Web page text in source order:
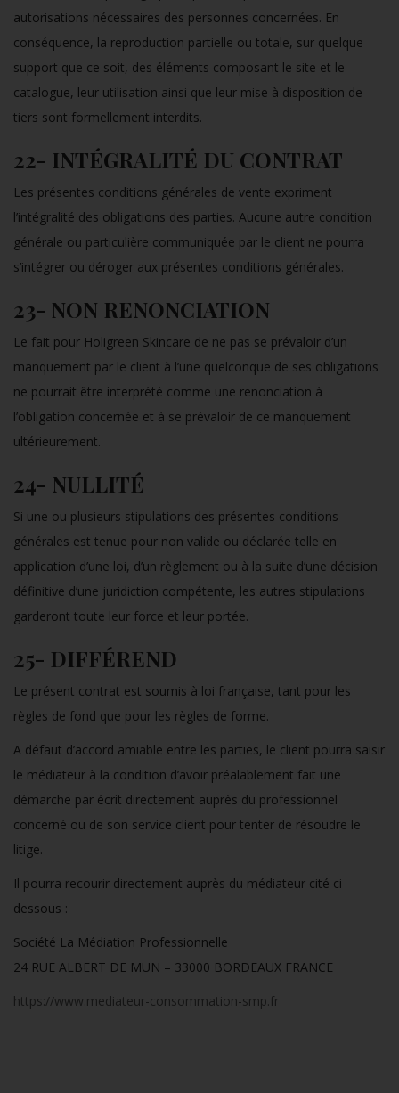
autorisations nécessaires des personnes concernées. En
conséquence, la reproduction partielle ou totale, sur quelque
support que ce soit, des éléments composant le site et le
catalogue, leur utilisation ainsi que leur mise à disposition de
tiers sont formellement interdits.
22- INTÉGRALITÉ DU CONTRAT
Les présentes conditions générales de vente expriment
l’intégralité des obligations des parties. Aucune autre condition
générale ou particulière communiquée par le client ne pourra
s’intégrer ou déroger aux présentes conditions générales.
23- NON RENONCIATION
Le fait pour Holigreen Skincare de ne pas se prévaloir d’un
manquement par le client à l’une quelconque de ses obligations
ne pourrait être interprété comme une renonciation à
l’obligation concernée et à se prévaloir de ce manquement
ultérieurement.
24- NULLITÉ
Si une ou plusieurs stipulations des présentes conditions
générales est tenue pour non valide ou déclarée telle en
application d’une loi, d’un règlement ou à la suite d’une décision
définitive d’une juridiction compétente, les autres stipulations
garderont toute leur force et leur portée.
25- DIFFÉREND
Le présent contrat est soumis à loi française, tant pour les
règles de fond que pour les règles de forme.
A défaut d’accord amiable entre les parties, le client pourra saisir
le médiateur à la condition d’avoir préalablement fait une
démarche par écrit directement auprès du professionnel
concerné ou de son service client pour tenter de résoudre le
litige.
Il pourra recourir directement auprès du médiateur cité ci-
dessous :
Société La Médiation Professionnelle
24 RUE ALBERT DE MUN – 33000 BORDEAUX FRANCE
https://www.mediateur-consommation-smp.fr